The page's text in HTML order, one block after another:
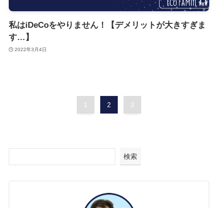
私はiDeCoをやりません！【デメリットが大きすぎま
す…】
2022年3月4日
1 2 3
検索